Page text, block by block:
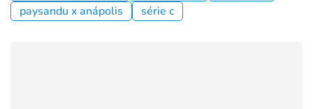
paysandu x anápolis
série c